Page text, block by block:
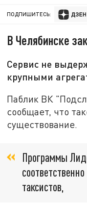
ПОДПИШИТЕСЬ:
В Челябинске
Сервис не
крупными
Паблик ВК
сообщает, что
существование.
Программы
таксистов,